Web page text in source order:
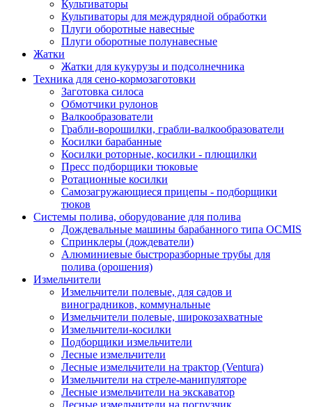
Культиваторы
Культиваторы для междурядной обработки
Плуги оборотные навесные
Плуги оборотные полунавесные
Жатки
Жатки для кукурузы и подсолнечника
Техника для сено-кормозаготовки
Заготовка силоса
Обмотчики рулонов
Валкообразователи
Грабли-ворошилки, грабли-валкообразователи
Косилки барабанные
Косилки роторные, косилки - плющилки
Пресс подборщики тюковые
Ротационные косилки
Самозагружающиеся прицепы - подборщики
тюков
Системы полива, оборудование для полива
Дождевальные машины барабанного типа OCMIS
Спринклеры (дождеватели)
Алюминиевые быстроразборные трубы для
полива (орошения)
Измельчители
Измельчители полевые, для садов и
виноградников, коммунальные
Измельчители полевые, широкозахватные
Измельчители-косилки
Подборщики измельчители
Лесные измельчители
Лесные измельчители на трактор (Ventura)
Измельчители на стреле-манипуляторе
Лесные измельчители на экскаватор
Лесные измельчители на погрузчик